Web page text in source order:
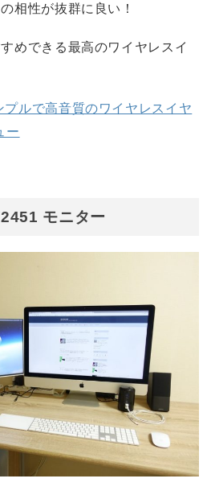
相性が抜群に良い！
めできる最高のワイヤレスイ
プルで高音質のワイヤレスイヤ
ー
モニター